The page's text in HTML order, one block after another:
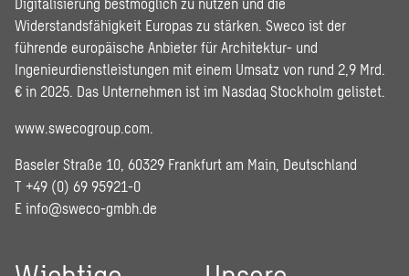
Widerstandsfähigkeit Europas zu stärken. Sweco ist der
führende europäische Anbieter für Architektur- und
Ingenieurdienstleistungen mit einem Umsatz von rund 2,9 Mrd.
€ in 2025. Das Unternehmen ist im Nasdaq Stockholm gelistet.
www.swecogroup.com
Baseler Straße 10, 60329 Frankfurt am Main, Deutschland
T +49 (0) 69 95921-0
E info@sweco-gmbh.de